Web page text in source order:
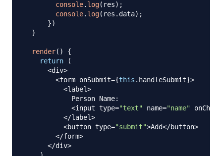
console. log( res) ;
console. log( res . data) ;
})
}
render( )
{
return
(
<div>
<form onSubmit={this . handleSubmit}>
<label>
Person Name:
<input type="text" name="name"
</label>
<button type="submit">Add</button>
</form>
</div>